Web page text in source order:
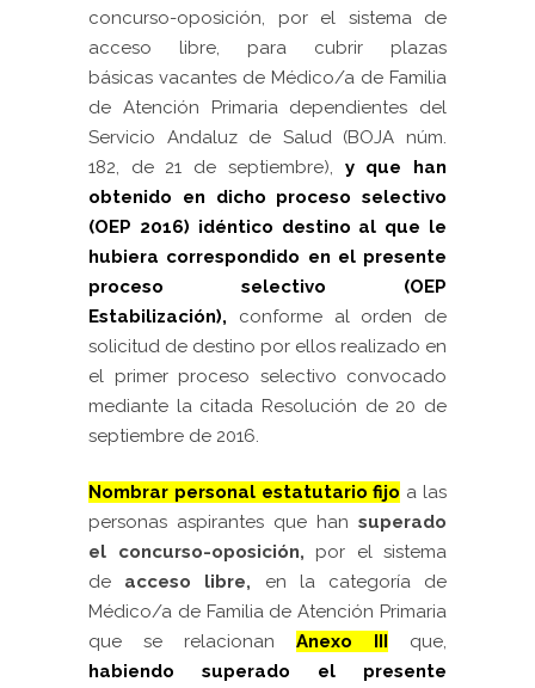
concurso-oposición, por el sistema de
acceso libre, para cubrir plazas
básicas vacantes de Médico/a de Familia
de Atención Primaria dependientes del
Servicio Andaluz de Salud (BOJA núm.
182, de 21 de septiembre), y que han
obtenido en dicho proceso selectivo
(OEP 2016) idéntico destino al que le
hubiera correspondido en el presente
proceso selectivo (OEP
Estabilización),
conforme al orden de
solicitud de destino por ellos realizado en
el primer proceso selectivo convocado
mediante la citada Resolución de 20 de
septiembre de 2016.
Nombrar personal estatutario fijo a las
personas aspirantes que han superado
el concurso-oposición, por el sistema
de acceso libre, en la categoría de
Médico/a de Familia de Atención Primaria
que se relacionan
Anexo III
que,
habiendo superado el presente